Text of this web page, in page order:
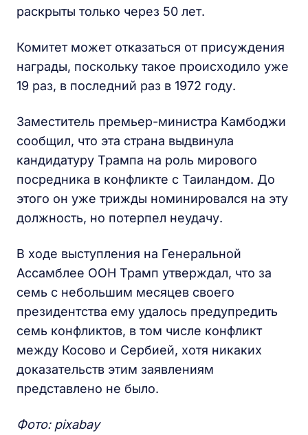
раскрыты только через 50 лет.
Комитет может отказаться от присуждения
награды, поскольку такое происходило уже
19 раз, в последний раз в 1972 году.
Заместитель премьер-министра Камбоджи
сообщил, что эта страна выдвинула
кандидатуру Трампа на роль мирового
посредника в конфликте с Таиландом. До
этого он уже трижды номинировался на эту
должность, но потерпел неудачу.
В ходе выступления на Генеральной
Ассамблее ООН Трамп утверждал, что за
семь с небольшим месяцев своего
президентства ему удалось предупредить
семь конфликтов, в том числе конфликт
между Косово и Сербией, хотя никаких
доказательств этим заявлениям
представлено не было.
Фото: pixabay